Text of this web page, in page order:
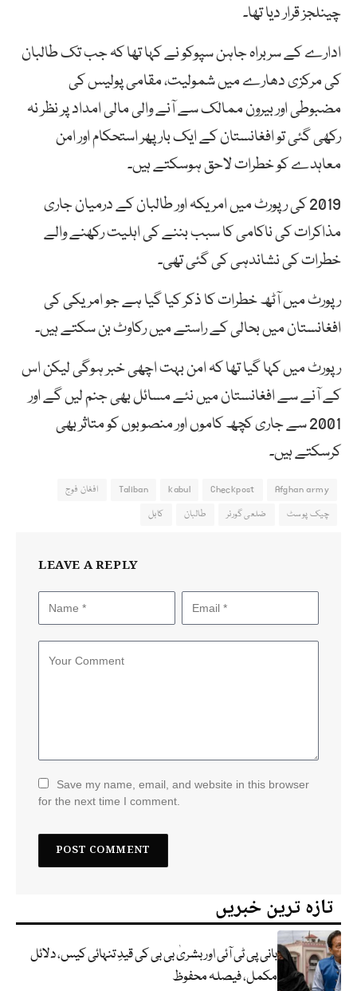
چینلجز قرار دیا تھا۔
ادارے کے سربراہ جاہن سپوکو نے کہا تھا کہ جب تک طالبان
کی مرکزی دھارے میں شمولیت، مقامی پولیس کی
مضبوطی اور بیرون ممالک سے آنے والی مالی امداد پر نظر نہ
رکھی گئی تو افغانستان کے ایک بار پھر استحکام اور امن
معاہدے کو خطرات لاحق ہوسکتے ہیں۔
2019 کی رپورٹ میں امریکہ اور طالبان کے درمیان جاری
مذاکرات کی ناکامی کا سبب بننے کی اہلیت رکھنے والے
خطرات کی نشاندہی کی گئی تھی۔
رپورٹ میں آٹھ خطرات کا ذکر کیا گیا ہے جو امریکی کی
افغانستان میں بحالی کے راستے میں رکاوٹ بن سکتے ہیں۔
رپورٹ میں کہا گیا تھا کہ امن بہت اچھی خبر ہوگی لیکن اس
کے آنے سے افغانستان میں نئے مسائل بھی جنم لیں گے اور
2001 سے جاری کچھ کاموں اور منصوبوں کو متاثر بھی
کرسکتے ہیں۔
Afghan army
Checkpost
kabul
Taliban
افغان فوج
چیک پوسٹ
ضلعی گورنر طالبان کابل
LEAVE A REPLY
Save my name, email, and website in this browser
for the next time I comment.
تازہ ترین خبریں
بانی پی ٹی آئی اور بشریٰ بی بی کی قیدِ تنہائی کیس، دلائل
مکمل، فیصلہ محفوظ